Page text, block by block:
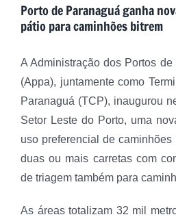
Porto de Paranaguá ganha
pátio para caminhões bitrem
A Administração dos Portos
(Appa), juntamente como
Paranaguá (TCP), inaugurou
Setor Leste do Porto, uma
uso preferencial de
duas ou mais carretas com
de triagem também para
As áreas totalizam 32 mil